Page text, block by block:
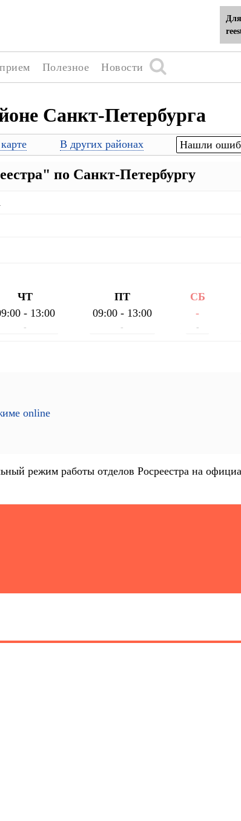
Полезное Новости
Санкт-Петербурга
В других районах Нашли
по Санкт-Петербургу
ЧТ
- 13:00
-
ПТ
09:00 - 13:00
-
СБ
-
-
online
режим работы отделов Росреестра на